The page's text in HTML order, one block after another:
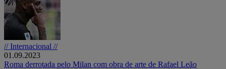
// Internacional //
01.09.2023
Roma derrotada pelo Milan com obra de arte de Rafael Leão